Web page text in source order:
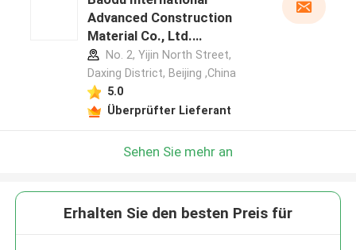
Advanced Construction
Material Co., Ltd.
Herstellerprofil
No. 2, Yijin North Street,
Daxing District, Beijing ,China
5.0
Überprüfter Lieferant
Sehen Sie mehr an
Erhalten Sie den besten Preis für